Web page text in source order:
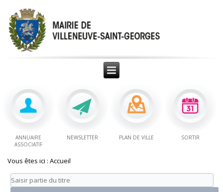
ANNUAIRE
ASSOCIATIF
NEWSLETTER PLAN DE VILLE SORTIR
Vous êtes ici :Accueil
Saisir
partie